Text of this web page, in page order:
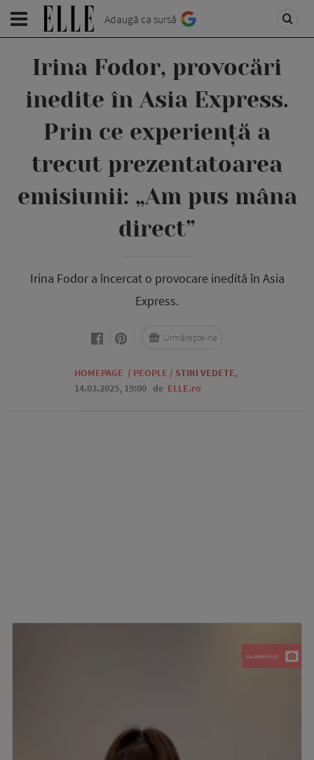
Adaugă ca sursă
Irina Fodor, provocări
inedite în Asia Express.
Prin ce experiență a
trecut prezentatoarea
emisiunii: „Am pus mâna
direct”
Irina Fodor a încercat o provocare inedită în Asia
Express.
HOMEPAGE / PEOPLE / STIRI VEDETE,
14.03.2025, 19:00 de ELLE.ro
Urmărește-ne